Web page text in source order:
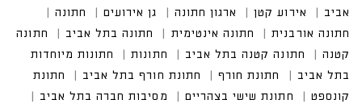
אביב
אירוע קטן ארגון חתונה גן אירועים
חתונה
חתונה אורבנית
חתונה אינטימית חתונה בתל אביב
חתונה
קטנה
חתונה קטנה בתל אביב חתונות
חתונות מיוחדות
בתל אביב
חתונת חורף חתונת חורף בתל אביב
חתונת
קונספט
חתונת שישי בצהריים
מסיבות חברה בתל אביב